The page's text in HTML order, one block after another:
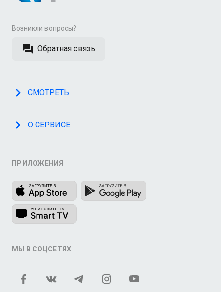
Возникли вопросы?
Обратная связь
СМОТРЕТЬ
О СЕРВИСЕ
ПРИЛОЖЕНИЯ
МЫ В СОЦСЕТЯХ